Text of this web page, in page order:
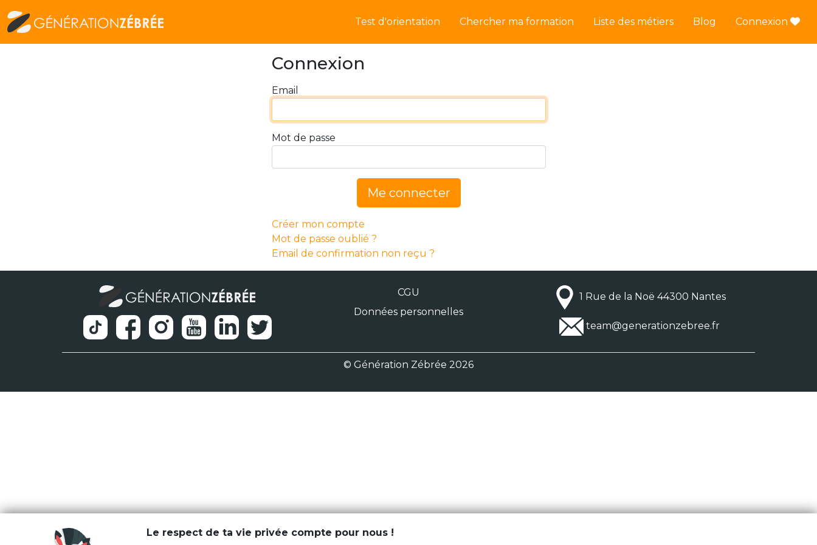
Test d'orientation Chercher ma formation Liste des métiers Blog Connexion
Connexion
Email
Mot de passe
Me connecter
Créer mon compte
Mot de passe oublié ?
Email de confirmation non reçu ?
CGU
Données personnelles
1 Rue de la Noë 44300 Nantes
team@generationzebree.fr
© Génération Zébrée 2026
Le respect de ta vie privée compte pour nous !